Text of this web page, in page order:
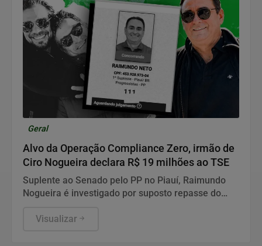
Geral
Alvo da Operação Compliance Zero, irmão de
Ciro Nogueira declara R$ 19 milhões ao TSE
Suplente ao Senado pelo PP no Piauí, Raimundo
Nogueira é investigado por suposto repasse do
familiar.
Visualizar